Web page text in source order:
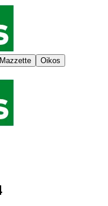
Mazzette Oikos